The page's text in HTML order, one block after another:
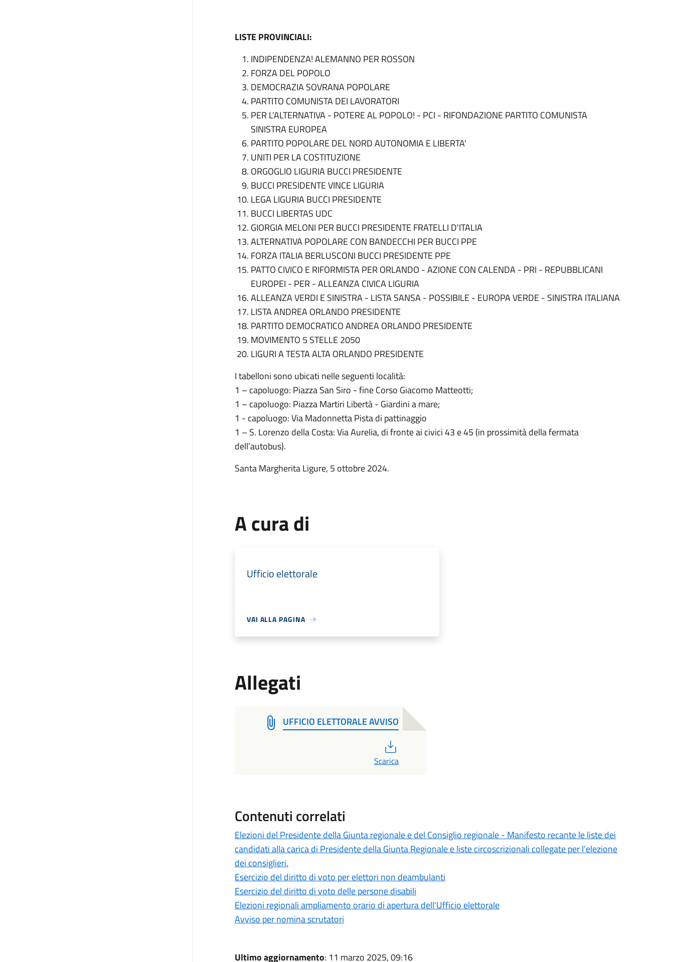
LISTE PROVINCIALI:
INDIPENDENZA! ALEMANNO PER ROSSON
FORZA DEL POPOLO
DEMOCRAZIA SOVRANA POPOLARE
PARTITO COMUNISTA DEI LAVORATORI
PER L'ALTERNATIVA - POTERE AL POPOLO! - PCI - RIFONDAZIONE PARTITO COMUNISTA
SINISTRA EUROPEA
PARTITO POPOLARE DEL NORD AUTONOMIA E LIBERTA'
UNITI PER LA COSTITUZIONE
ORGOGLIO LIGURIA BUCCI PRESIDENTE
BUCCI PRESIDENTE VINCE LIGURIA
LEGA LIGURIA BUCCI PRESIDENTE
BUCCI LIBERTAS UDC
GIORGIA MELONI PER BUCCI PRESIDENTE FRATELLI D'ITALIA
ALTERNATIVA POPOLARE CON BANDECCHI PER BUCCI PPE
FORZA ITALIA BERLUSCONI BUCCI PRESIDENTE PPE
PATTO CIVICO E RIFORMISTA PER ORLANDO - AZIONE CON CALENDA - PRI - REPUBBLICANI
EUROPEI - PER - ALLEANZA CIVICA LIGURIA
ALLEANZA VERDI E SINISTRA - LISTA SANSA - POSSIBILE - EUROPA VERDE - SINISTRA ITALIANA
LISTA ANDREA ORLANDO PRESIDENTE
PARTITO DEMOCRATICO ANDREA ORLANDO PRESIDENTE
MOVIMENTO 5 STELLE 2050
LIGURI A TESTA ALTA ORLANDO PRESIDENTE
I tabelloni sono ubicati nelle seguenti località:
1 – capoluogo: Piazza San Siro - fine Corso Giacomo Matteotti;
1 – capoluogo: Piazza Martiri Libertà - Giardini a mare;
1 - capoluogo: Via Madonnetta Pista di pattinaggio
1 – S. Lorenzo della Costa: Via Aurelia, di fronte ai civici 43 e 45 (in prossimità della fermata
dell’autobus).
Santa Margherita Ligure, 5 ottobre 2024.
A cura di
Ufficio elettorale
VAI ALLA PAGINA
Allegati
UFFICIO ELETTORALE AVVISO
Scarica
Contenuti correlati
Elezioni del Presidente della Giunta regionale e del Consiglio regionale - Manifesto recante le liste dei
candidati alla carica di Presidente della Giunta Regionale e liste circoscrizionali collegate per l’elezione
dei consiglieri.
Esercizio del diritto di voto per elettori non deambulanti
Esercizio del diritto di voto delle persone disabili
Elezioni regionali ampliamento orario di apertura dell'Ufficio elettorale
Avviso per nomina scrutatori
Ultimo aggiornamento: 11 marzo 2025, 09:16